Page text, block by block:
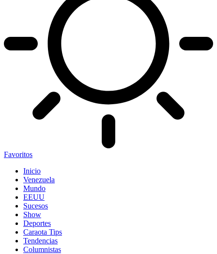
Favoritos
Inicio
Venezuela
Mundo
EEUU
Sucesos
Show
Deportes
Caraota Tips
Tendencias
Columnistas